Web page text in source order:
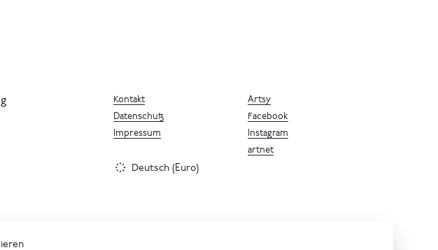
Artsy
Facebook
Instagram
artnet
Kontakt
Datenschutz
Impressum
Deutsch (Euro)